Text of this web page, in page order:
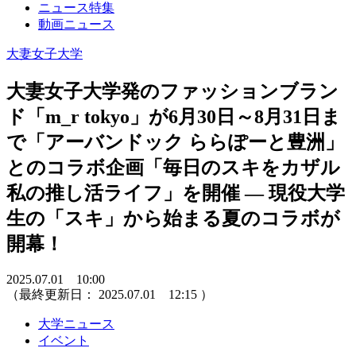
ニュース特集
動画ニュース
大妻女子大学
大妻女子大学発のファッションブラン
ド「m_r tokyo」が6月30日～8月31日ま
で「アーバンドック ららぽーと豊洲」
とのコラボ企画「毎日のスキをカザル
私の推し活ライフ」を開催 ― 現役大学
生の「スキ」から始まる夏のコラボが
開幕！
2025.07.01 10:00
（最終更新日： 2025.07.01 12:15 ）
大学ニュース
イベント